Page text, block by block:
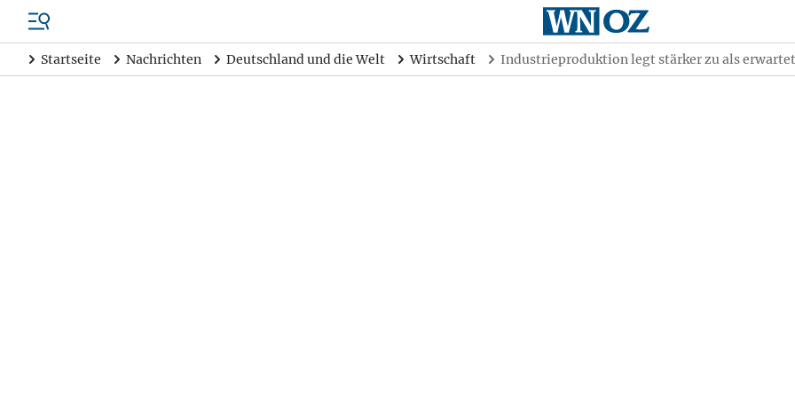
Startseite Nachrichten Deutschland und die Welt Wirtschaft Industrieproduktion legt stärker zu als erwartet